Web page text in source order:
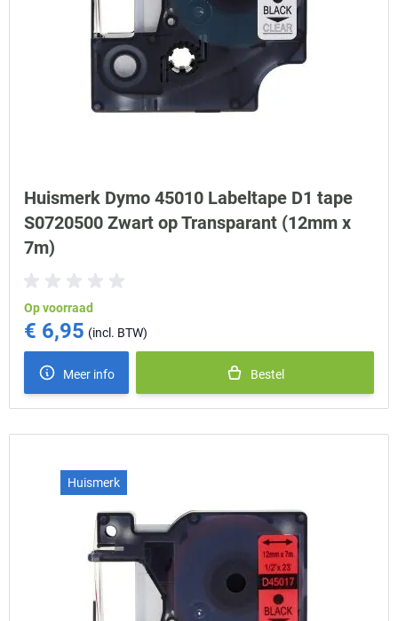
Huismerk Dymo 45010 Labeltape D1 tape
S0720500 Zwart op Transparant (12mm x
7m)
Op voorraad
€ 6,95
Meer info Bestel
Huismerk